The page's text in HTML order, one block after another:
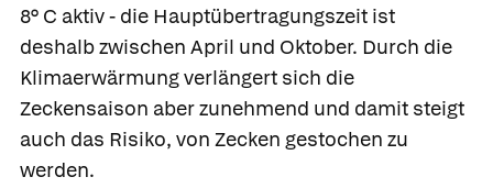
8° C aktiv - die Hauptübertragungszeit ist
deshalb zwischen April und Oktober. Durch die
Klimaerwärmung verlängert sich die
Zeckensaison aber zunehmend und damit steigt
auch das Risiko, von Zecken gestochen zu
werden.